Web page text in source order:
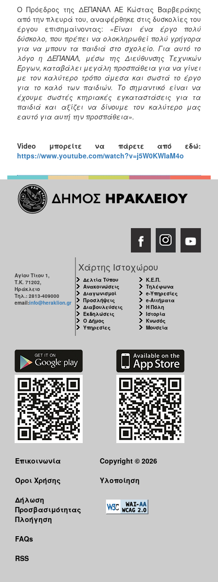
Ο Πρόεδρος της ΔΕΠΑΝΑΛ ΑΕ Κώστας Βαρβεράκης
από την πλευρά του, αναφέρθηκε στις δυσκολίες του
έργου επισημαίνοντας: «Είναι ένα έργο πολύ
δύσκολο, που πρέπει να ολοκληρωθεί πολύ γρήγορα
για να μπουν τα παιδιά στο σχολείο. Για αυτό το
λόγο η ΔΕΠΑΝΑΛ, μέσω της Διεύθυνσης Τεχνικών
Έργων, καταβάλει μεγάλη προσπάθεια για να γίνει
με τον καλύτερο τρόπο άμεσα και σωστά το έργο
για το καλό των παιδιών. Το σημαντικό είναι να
έχουμε σωστές κτηριακές εγκαταστάσεις για τα
παιδιά και αξίζει να δίνουμε τον καλύτερο μας
εαυτό για αυτή την προσπάθεια».
Video μπορείτε να πάρετε από εδώ:
https://www.youtube.com/watch?v=j5W0KWIaM4o
Αγίου Τίτου 1,
Τ.Κ. 71202,
Ηράκλειο
Τηλ.: 2813-409000
email:info@heraklion.gr
Χάρτης Ιστοχώρου
Δελτία Τύπου
Ανακοινώσεις
Διαγωνισμοί
Προσλήψεις
Διαβουλεύσεις
Εκδηλώσεις
Ο Δήμος
Υπηρεσίες
Κ.Ε.Π.
Τηλέφωνα
e-Υπηρεσίες
e-Αιτήματα
Η Πόλη
Ιστορία
Κνωσός
Μουσεία
Επικοινωνία
Όροι Χρήσης
Δήλωση
Προσβασιμότητας
Πλοήγηση
FAQs
RSS
Copyright © 2026
Υλοποίηση